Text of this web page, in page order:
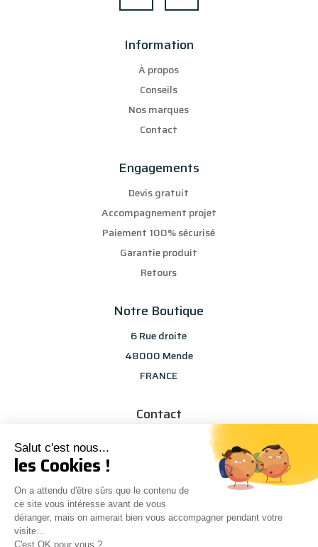
Salut c'est nous...
les Cookies !
On a attendu d'être sûrs que le contenu de
ce site vous intéresse avant de vous
déranger, mais on aimerait bien vous accompagner pendant votre
visite...
C'est OK pour vous ?
Information
À propos
Conseils
Nos marques
Contact
Engagements
Devis gratuit
Accompagnement projet
Paiement 100% sécurisé
Garantie produit
Retours
Notre Boutique
6 Rue droite
48000 Mende
FRANCE
Contact
info@les-selections-sandp.fr